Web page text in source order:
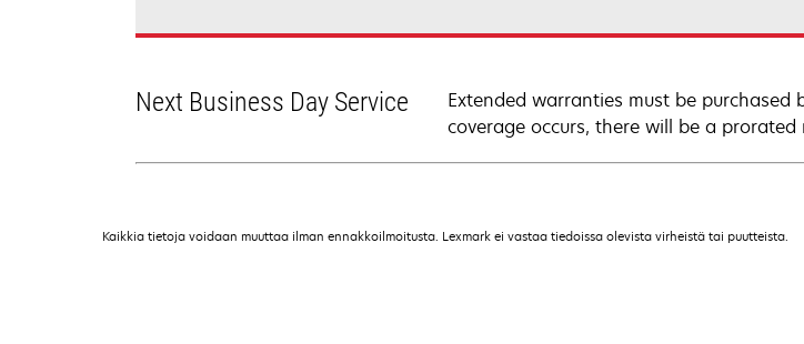
Next Business Day Service
Extended warranties must be
coverage occurs, there will be a
Kaikkia tietoja voidaan muuttaa ilman ennakkoilmoitusta. Lexmark ei vastaa tiedoissa olevista virheistä tai puutteista.